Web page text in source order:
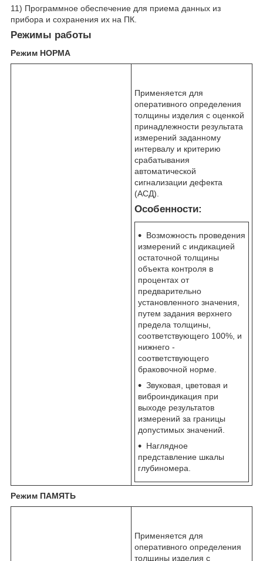
11) Программное обеспечение для приема данных из
прибора и сохранения их на ПК.
Режимы работы
Режим НОРМА
Применяется для
оперативного определения
толщины изделия с оценкой
принадлежности результата
измерений заданному
интервалу и критерию
срабатывания
автоматической
сигнализации дефекта
(АСД).
Особенности:
Возможность проведения
измерений с индикацией
остаточной толщины
объекта контроля в
процентах от
предварительно
установленного значения,
путем задания верхнего
предела толщины,
соответствующего 100%, и
нижнего -
соответствующего
браковочной норме.
Звуковая, цветовая и
виброиндикация при
выходе результатов
измерений за границы
допустимых значений.
Наглядное
представление шкалы
глубиномера.
Режим ПАМЯТЬ
Применяется для
оперативного определения
толщины изделия с